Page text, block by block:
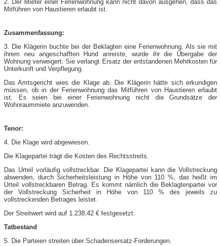
2. Der Mieter einer Ferienwohnung kann nicht davon ausgehen, dass das
Mitführen von Haustieren erlaubt ist.
Zusammenfassung:
3. Die Klägerin buchte bei der Beklagten eine Ferienwohnung. Als sie mit
ihrem neu angeschafften Hund anreiste, wurde ihr die Übergabe der
Wohnung verweigert. Sie verlangt Ersatz der entstandenen Mehrkosten für
Unterkunft und Verpflegung.
Das Amtsgericht wies die Klage ab. Die Klägerin hätte sich erkundigen
müssen, ob in der Ferienwohnung das Mitführen von Haustieren erlaubt
ist. Es seien bei einer Ferienwohnung nicht die Grundsätze der
Wohnraummiete anzuwenden.
Tenor:
4. Die Klage wird abgewiesen.
Die Klagepartei trägt die Kosten des Rechtsstreits.
Das Urteil vorläufig vollstreckbar. Die Klagepartei kann die Vollstreckung
abwenden, durch Sicherheitsleistung in Höhe von 110 %, das heißt im
Urteil vollstreckbaren Betrag. Es kommt nämlich die Beklagtenpartei vor
der Vollstreckung Sicherheit in Höhe von 110 % des jeweils zu
vollstreckenden Betrages leistet.
Der Streitwert wird auf 1.238,42 € festgesetzt.
Tatbestand
5. Die Parteien streiten über Schadensersatz-Forderungen.